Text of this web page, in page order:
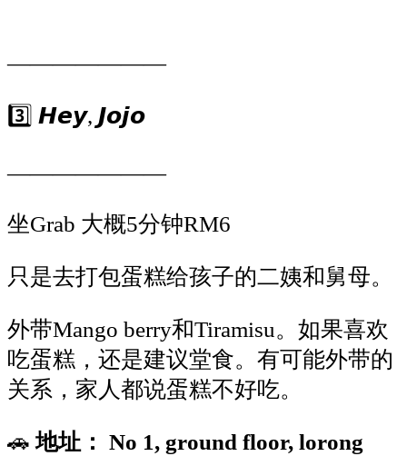
———————
3️⃣ 𝙃𝙚𝙮, 𝙅𝙤𝙟𝙤
———————
坐Grab 大概5分钟RM6
只是去打包蛋糕给孩子的二姨和舅母。
外带Mango berry和Tiramisu。如果喜欢
吃蛋糕，还是建议堂食。有可能外带的
关系，家人都说蛋糕不好吃。
🚗 地址： No 1, ground floor, lorong